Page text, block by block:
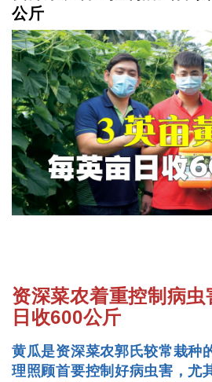
公斤
资深菜农着重控制病
日收600公斤
黄瓜是资深菜农郭氏较常栽种
理照顾首要控制好病虫害，尤